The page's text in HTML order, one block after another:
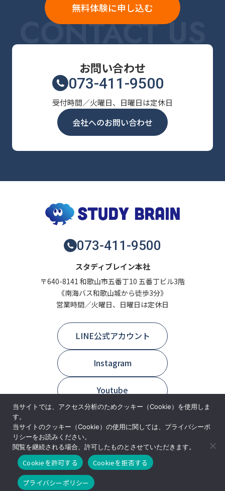
無料体験に申し込む
CONTACT US
お問い合わせ
073-411-9500
受付時間／火曜日、日曜日は定休日
会社へのお問い合わせ
073-411-9500
スタディブレイン本社
〒640-8141 和歌山市五番丁10 五番丁ビル3階
《南海バス和歌山城から徒歩3分》
営業時間／火曜日、日曜日は定休日
LINE公式アカウント
Instagram
Youtube
Page Top
© 2026 スタディブレイン
当サイトでは、アクセス分析のためクッキー（Cookie）を使用しま
す。
当サイトのクッキー（Cookie）の使用に関しては、プライバシーポ
リシーをお読みください。
閲覧を継続される場合、許可したものとさせていただきます。
Cookieを許可する Cookieを拒否する
プライバシーポリシー